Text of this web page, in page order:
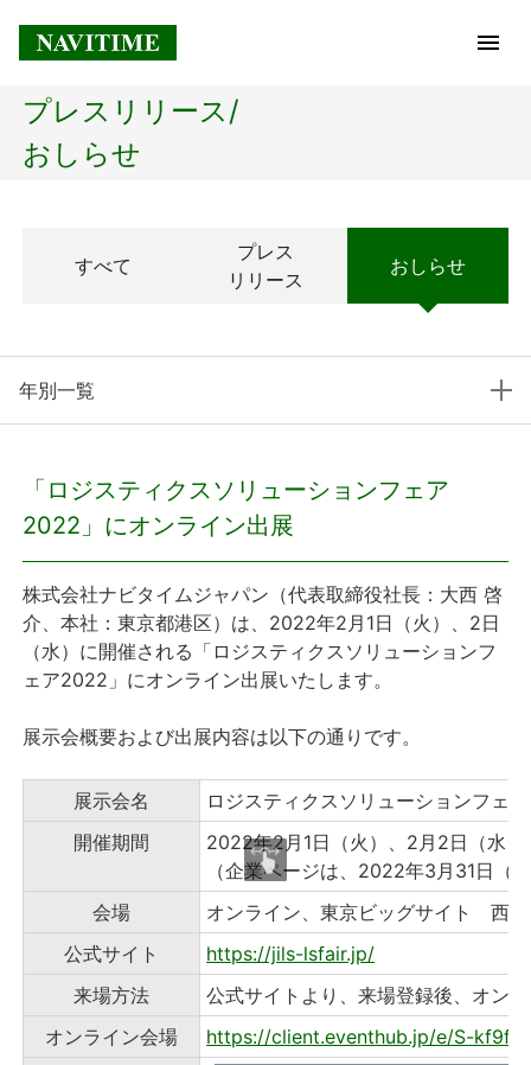
トップページ
経営理念
プレスリリース
プレスリリース
おしらせ
法人向けサービス
English
プレスリリース/
おしらせ
すべて
プレス
リリース
おしらせ
年別一覧
「ロジスティクスソリューションフェア
2022」にオンライン出展
株式会社ナビタイムジャパン（代表取締役社長：大西 啓
介、本社：東京都港区）は、2022年2月1日（火）、2日
（水）に開催される「ロジスティクスソリューションフ
ェア2022」にオンライン出展いたします。
展示会概要および出展内容は以下の通りです。
展示会名
ロジスティクスソリューションフェ
開催期間
2022年2月1日（火）、2月2日（水）
（企業ページは、2022年3月31日（
会場
オンライン、東京ビッグサイト 西1
公式サイト
https://jils-lsfair.jp/
来場方法
公式サイトより、来場登録後、オン
オンライン会場
https://client.eventhub.jp/e/S-